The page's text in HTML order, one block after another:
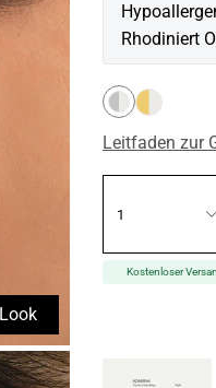
Rhodiniert
Leitfaden zur
1
Kostenloser